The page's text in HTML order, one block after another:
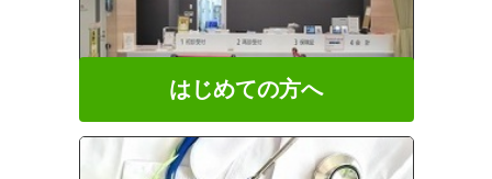
はじめての方へ